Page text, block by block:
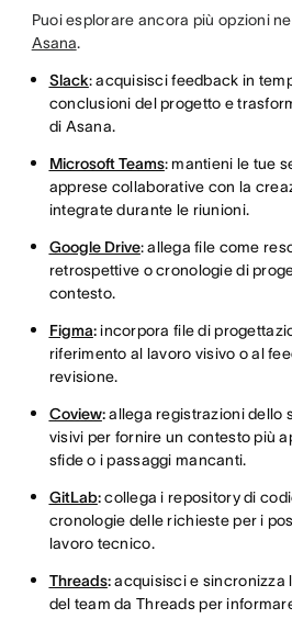
Puoi esplorare ancora più opzioni
Asana.
Slack: acquisisci feedback in
conclusioni del progetto e
di Asana.
Microsoft Teams: mantieni le tue
apprese collaborative con la
integrate durante le riunioni.
Google Drive: allega file come
retrospettive o cronologie di
contesto.
Figma:incorpora file di
riferimento al lavoro visivo o al
revisione.
Coview:allega registrazioni dello
visivi per fornire un contesto più
sfide o i passaggi mancanti.
GitLab:collega i repository di
cronologie delle richieste per i
lavoro tecnico.
Threads:acquisisci e sincronizza
del team da Threads per